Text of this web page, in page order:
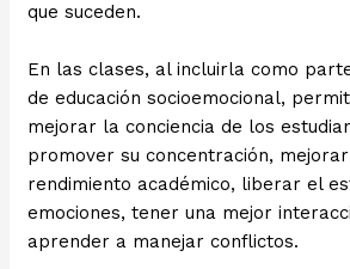
que suceden.
En las clases, al incluirla como
de educación socioemocional,
mejorar la conciencia de los
promover su concentración,
rendimiento académico, liberar el
emociones, tener una mejor
aprender a manejar conflictos.